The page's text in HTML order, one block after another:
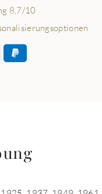
8,7/10